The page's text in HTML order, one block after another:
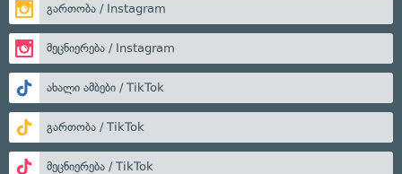
გართობა / Instagram
მეცნიერება / Instagram
ახალი ამბები / TikTok
გართობა / TikTok
მეცნიერება / TikTok